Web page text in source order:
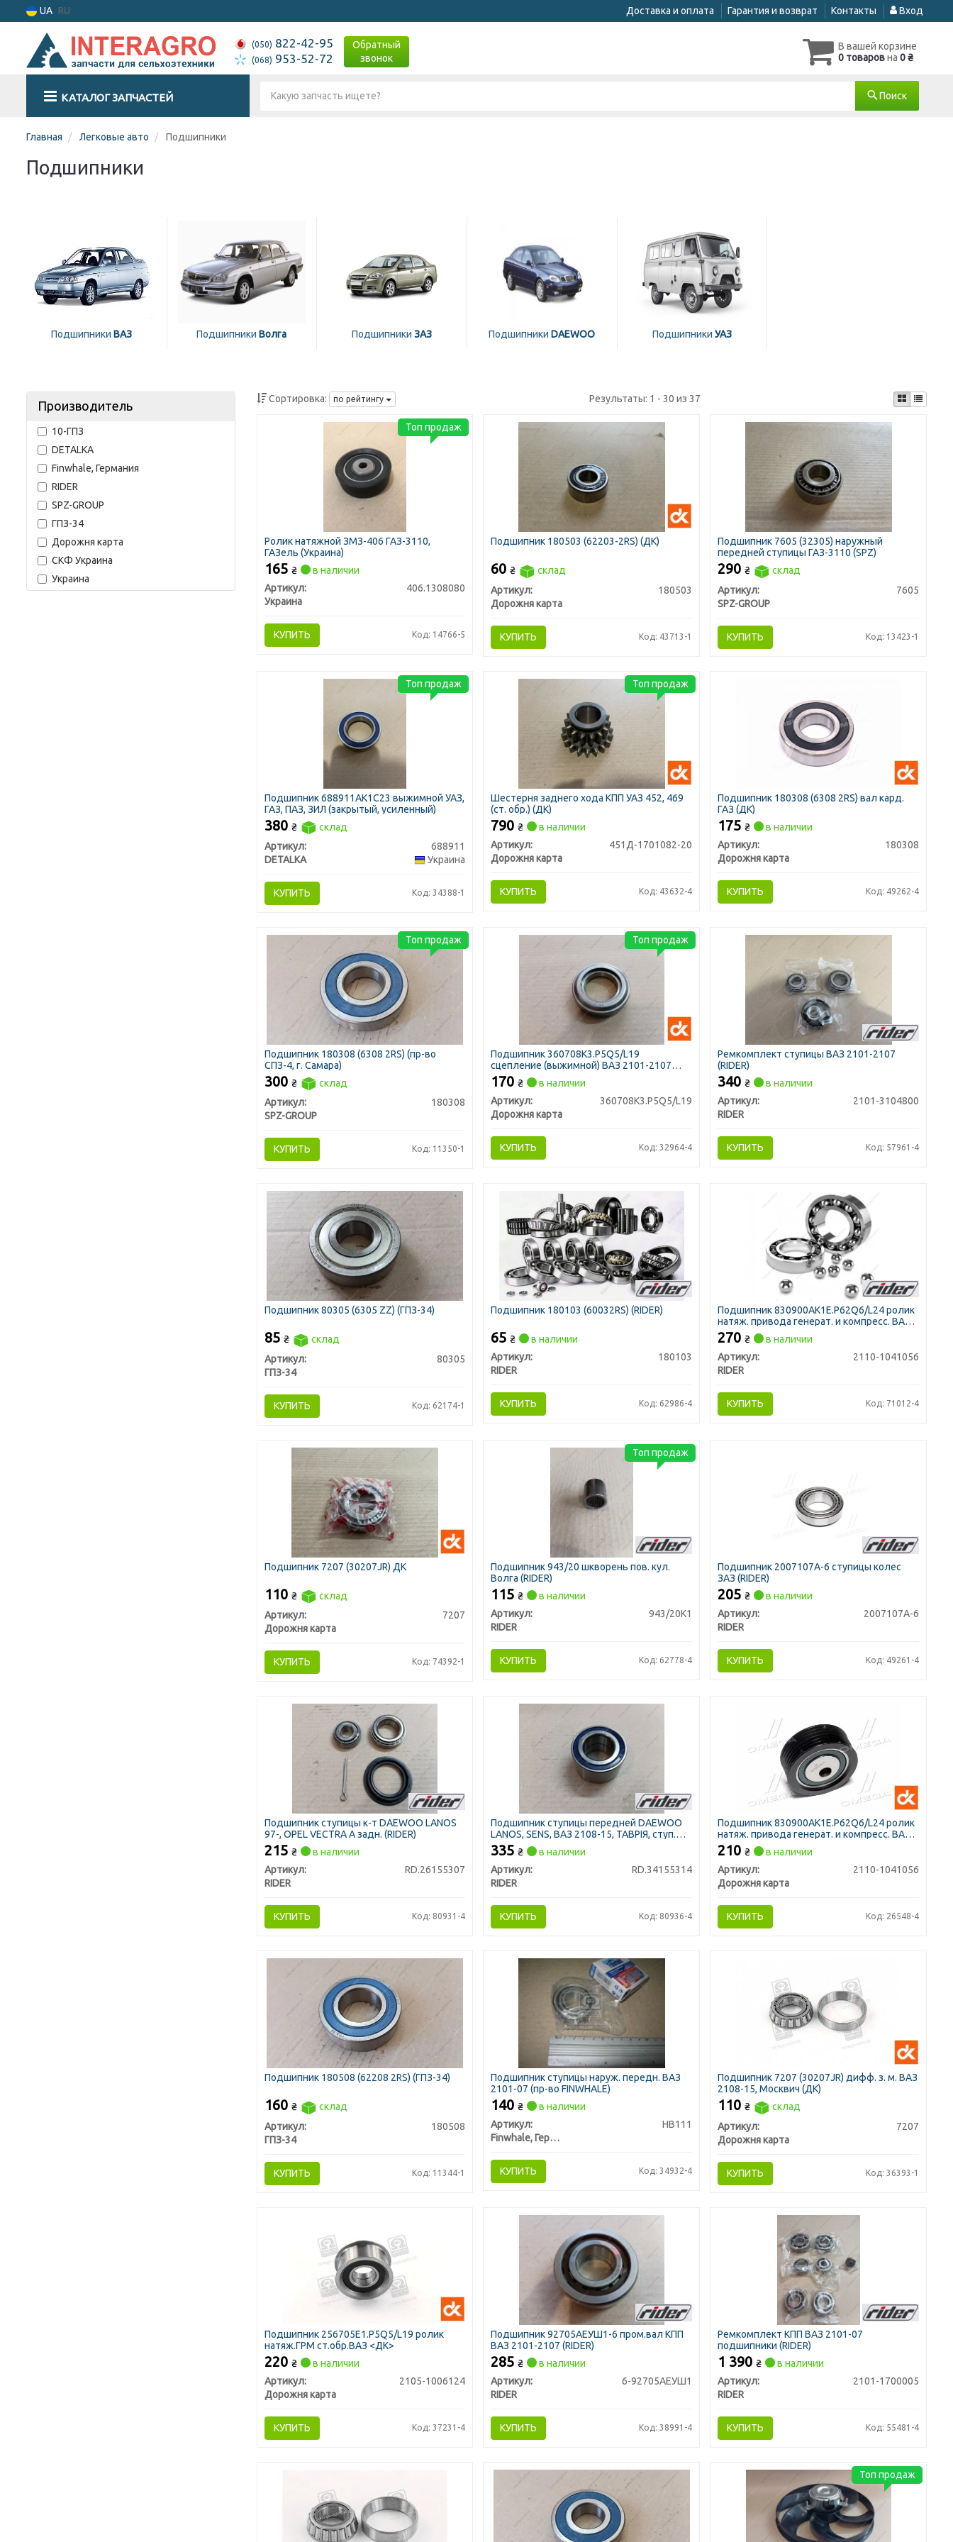
UA RU Доставка и оплата Гарантия и возврат Контакты Вход
(050) 822-42-95
(068) 953-52-72
Обратный
звонок
В вашей корзине
0 товаровна 0 ₴
КАТАЛОГ ЗАПЧАСТЕЙ Поиск
Главная Легковые авто Подшипники
Подшипники
Подшипники ВАЗ Подшипники Волга Подшипники ЗАЗ Подшипники DAEWOO Подшипники УАЗ
Производитель
10-ГПЗ
DETALKA
Finwhale, Германия
RIDER
SPZ-GROUP
ГПЗ-34
Дорожня карта
СКФ Украина
Украина
Сортировка: по рейтингу Результаты: 1 - 30 из 37
Ролик натяжной ЗМЗ-406 ГАЗ-3110,
ГАЗель (Украина)
165 ₴
в наличии
Артикул:
406.1308080
Украина
КУПИТЬ Код: 14766-5
Топ продаж
Подшипник 180503 (62203-2RS) (ДК)
60₴
склад
Артикул:
180503
Дорожня карта
КУПИТЬ Код: 43713-1
Подшипник 7605 (32305) наружный
передней ступицы ГАЗ-3110 (SPZ)
290₴
склад
Артикул:
7605
SPZ-GROUP
КУПИТЬ Код: 13423-1
Подшипник 688911АК1С23 выжимной УАЗ,
ГАЗ, ПАЗ, ЗИЛ (закрытый, усиленный)
380 ₴
склад
Артикул:
688911
DETALKA
Украина
КУПИТЬ Код: 34388-1
Топ продаж
Шестерня заднего хода КПП УАЗ 452, 469
(ст. обр.) (ДК)
790₴
в наличии
Артикул:
451Д-1701082-20
Дорожня карта
КУПИТЬ Код: 43632-4
Топ продаж
Подшипник 180308 (6308 2RS) вал кард.
ГАЗ (ДК)
175₴
в наличии
Артикул:
180308
Дорожня карта
КУПИТЬ Код: 49262-4
Подшипник 180308 (6308 2RS) (пр-во
СПЗ-4, г. Самара)
300 ₴
склад
Артикул:
180308
SPZ-GROUP
КУПИТЬ Код: 11350-1
Топ продаж
Подшипник 360708К3.P5Q5/L19
сцепление (выжимной) ВАЗ 2101-2107
<ДК>
170₴
в наличии
Артикул:
360708К3.P5Q5/L19
Дорожня карта
КУПИТЬ Код: 32964-4
Топ продаж
Ремкомплект ступицы ВАЗ 2101-2107
(RIDER)
340₴
в наличии
Артикул:
2101-3104800
RIDER
КУПИТЬ Код: 57961-4
Подшипник 80305 (6305 ZZ) (ГПЗ-34)
85 ₴
склад
Артикул:
80305
ГПЗ-34
КУПИТЬ Код: 62174-1
Подшипник 180103 (60032RS) (RIDER)
65₴
в наличии
Артикул:
180103
RIDER
КУПИТЬ Код: 62986-4
Подшипник 830900АК1Е.P62Q6/L24 ролик
натяж. привода генерат. и компресс. ВАЗ
(RIDER)
270₴
в наличии
Артикул:
2110-1041056
RIDER
КУПИТЬ Код: 71012-4
Подшипник 7207 (30207JR) ДК
110 ₴
склад
Артикул:
7207
Дорожня карта
КУПИТЬ Код: 74392-1
Подшипник 943/20 шкворень пов. кул.
Волга (RIDER)
115₴
в наличии
Артикул:
943/20К1
RIDER
КУПИТЬ Код: 62778-4
Топ продаж
Подшипник 2007107А-6 ступицы колес
ЗАЗ (RIDER)
205₴
в наличии
Артикул:
2007107А-6
RIDER
КУПИТЬ Код: 49261-4
Подшипник ступицы к-т DAEWOO LANOS
97-, OPEL VECTRA A задн. (RIDER)
215 ₴
в наличии
Артикул:
RD.26155307
RIDER
КУПИТЬ Код: 80931-4
Подшипник ступицы передней DAEWOO
LANOS, SENS, ВАЗ 2108-15, ТАВРІЯ, ступ.
зад. Москвич-2141 (R13) (RIDER)
335₴
в наличии
Артикул:
RD.34155314
RIDER
КУПИТЬ Код: 80936-4
Подшипник 830900АК1Е.P62Q6/L24 ролик
натяж. привода генерат. и компресс. ВАЗ
<ДК>
210₴
в наличии
Артикул:
2110-1041056
Дорожня карта
КУПИТЬ Код: 26548-4
Подшипник 180508 (62208 2RS) (ГПЗ-34)
160 ₴
склад
Артикул:
180508
ГПЗ-34
КУПИТЬ Код: 11344-1
Подшипник ступицы наруж. передн. ВАЗ
2101-07 (пр-во FINWHALE)
140₴
в наличии
Артикул:
HB111
Finwhale, Германия
КУПИТЬ Код: 34932-4
Подшипник 7207 (30207JR) дифф. з. м. ВАЗ
2108-15, Москвич (ДК)
110₴
склад
Артикул:
7207
Дорожня карта
КУПИТЬ Код: 36393-1
Подшипник 256705Е1.P5Q5/L19 ролик
натяж.ГРМ ст.обр.ВАЗ <ДК>
220 ₴
в наличии
Артикул:
2105-1006124
Дорожня карта
КУПИТЬ Код: 37231-4
Подшипник 92705АЕУШ1-6 пром.вал КПП
ВАЗ 2101-2107 (RIDER)
285₴
в наличии
Артикул:
6-92705АЕУШ1
RIDER
КУПИТЬ Код: 38991-4
Ремкомплект КПП ВАЗ 2101-07
подшипники (RIDER)
1 390₴
в наличии
Артикул:
2101-1700005
RIDER
КУПИТЬ Код: 55481-4
Топ продаж